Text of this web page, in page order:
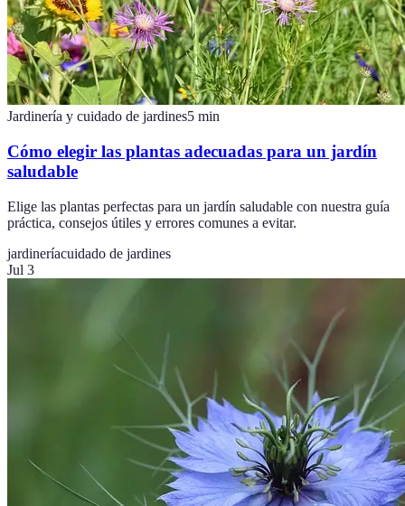
Jardinería y cuidado de jardines5 min
Cómo elegir las plantas adecuadas para un jardín
saludable
Elige las plantas perfectas para un jardín saludable con nuestra guía
práctica, consejos útiles y errores comunes a evitar.
jardineríacuidado de jardines
Jul 3